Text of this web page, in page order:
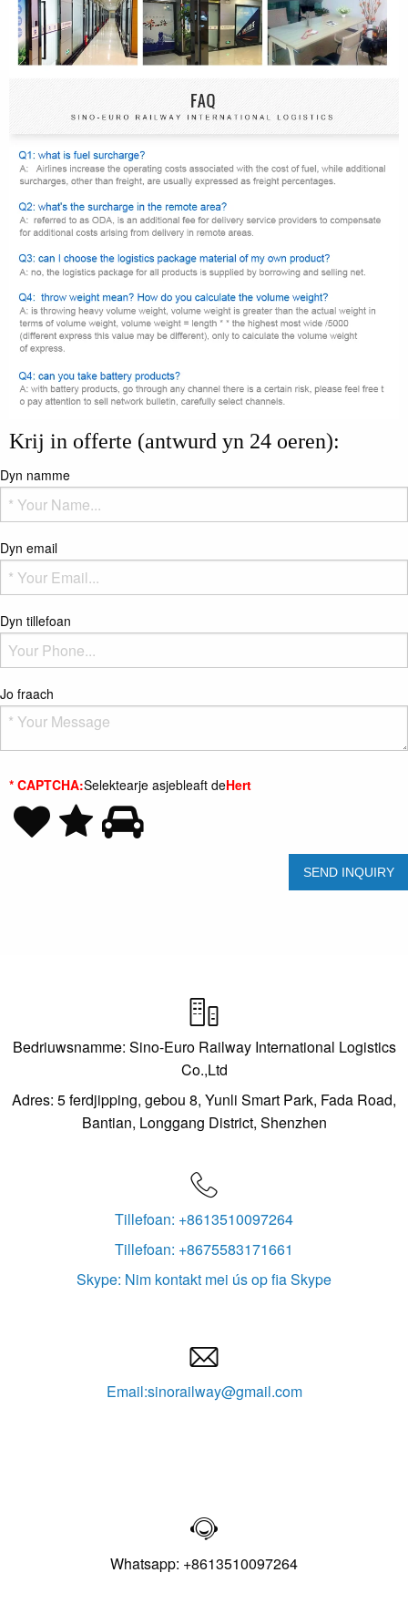
Krij in offerte (antwurd yn 24 oeren):
Dyn namme
Dyn email
Dyn tillefoan
Jo fraach
* CAPTCHA:Selektearje asjebleaft deHert

Bedriuwsnamme: Sino-Euro Railway International Logistics
Co.,Ltd
Adres: 5 ferdjipping, gebou 8, Yunli Smart Park, Fada Road,
Bantian, Longgang District, Shenzhen

Tillefoan: +8613510097264
Tillefoan: +8675583171661
Skype: Nim kontakt mei ús op fia Skype

Email:sinorailway@gmail.com

Whatsapp: +8613510097264